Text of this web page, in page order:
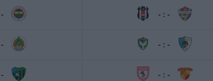
- : -
- : -
- : -